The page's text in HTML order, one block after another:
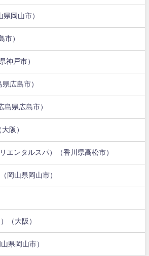
岡山市）
市）
神戸市）
広島市）
島県広島市）
阪）
エンタルスパ）（香川県高松市）
岡山県岡山市）
（大阪）
県岡山市）